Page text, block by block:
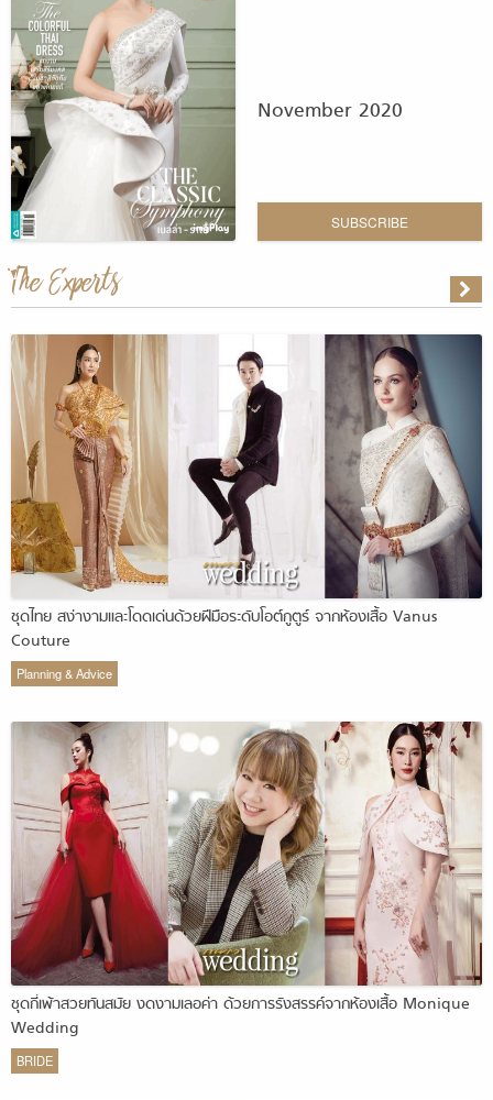
November 2020
SUBSCRIBE
The Experts
ชุดไทย สง่างามและโดดเด่นด้วยฝีมือระดับโอต์กูตูร์ จากห้องเสื้อ Vanus
Couture
Planning & Advice
ชุดกี่เพ้าสวยทันสมัย งดงามเลอค่า ด้วยการรังสรรค์จากห้องเสื้อ Monique
Wedding
BRIDE